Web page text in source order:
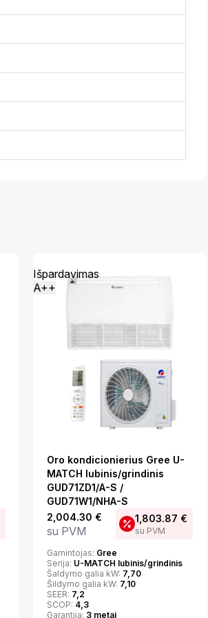
Išpardavimas
A++
Oro kondicionierius Gree U-
MATCH lubinis/grindinis
GUD71ZD1/A-S /
GUD71W1/NHA-S
2,004.30 €
su PVM
1,803.87 €
su PVM
Gamintojas: Gree
Serija: U-MATCH lubinis/grindinis
Šaldymo galia kW: 7,70
Šildymo galia kW: 7,10
SEER: 7,2
SCOP: 4,3
Garantija: 3 metai